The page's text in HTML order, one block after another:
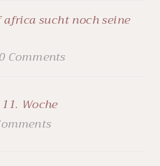
africa sucht noch seine
0 Comments
Woche